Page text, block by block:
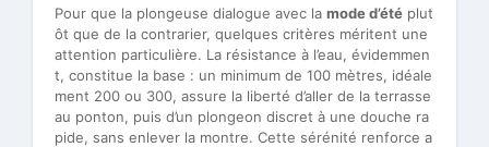
Pour que la plongeuse dialogue avec la mode d’été plut
ôt que de la contrarier, quelques critères méritent une
attention particulière. La résistance à l’eau, évidemmen
t, constitue la base : un minimum de 100 mètres, idéale
ment 200 ou 300, assure la liberté d’aller de la terrasse
au ponton, puis d’un plongeon discret à une douche ra
pide, sans enlever la montre. Cette sérénité renforce a